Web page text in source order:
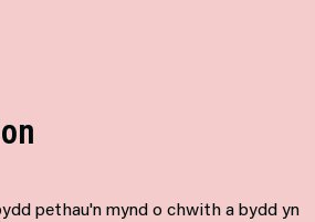
pethau'n mynd o chwith a bydd yn